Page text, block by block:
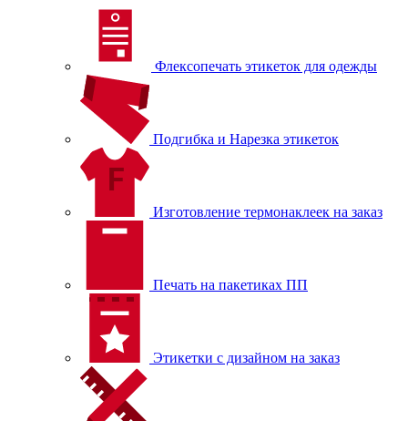
Флексопечать этикеток для одежды
Подгибка и Нарезка этикеток
Изготовление термонаклеек на заказ
Печать на пакетиках ПП
Этикетки с дизайном на заказ